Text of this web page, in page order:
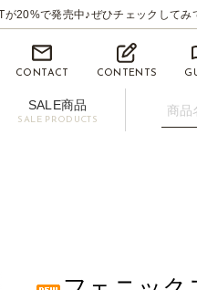
20%で発売中♪ぜひチェックしてみ
CONTACT CONTENTS
SALE商品
SALE PRODUCTS